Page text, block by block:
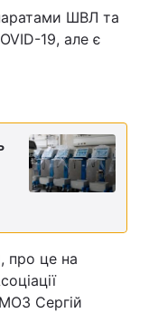
ШВЛ та
19, але є
про це на
МОЗ Сергій